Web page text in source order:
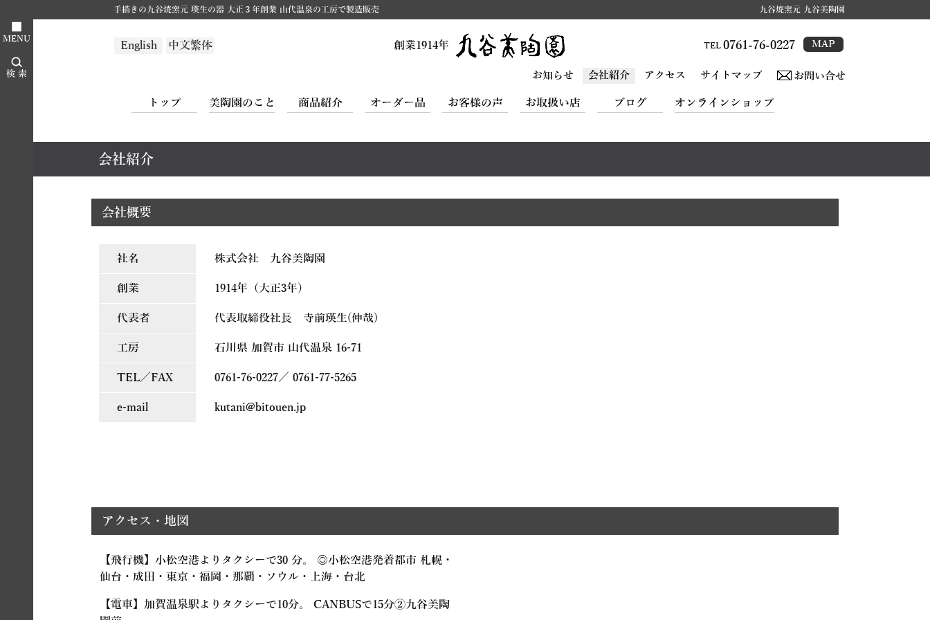
手描きの九谷焼窯元 瑛生の器 大正３年創業 山代温泉の工房で製造販売 九谷焼窯元 九谷美陶園
English 中文繁体 創業1914年 TEL 0761-76-0227 MAP
お知らせ 会社紹介 アクセス サイトマップ お問い合せ
トップ 美陶園のこと 商品紹介 オーダー品 お客様の声 お取扱い店 ブログ オンラインショップ
会社紹介
会社概要
社名 株式会社 九谷美陶園
創業 1914年（大正3年）
代表者 代表取締役社長 寺前瑛生(伸哉)
工房 石川県 加賀市 山代温泉 16-71
TEL／FAX 0761-76-0227／ 0761-77-5265
e-mail kutani@bitouen.jp
アクセス・地図
【飛行機】小松空港よりタクシーで30 分。 ◎小松空港発着都市 札幌・
仙台・成田・東京・福岡・那覇・ソウル・上海・台北
【電車】加賀温泉駅よりタクシーで10分。 CANBUSで15分②九谷美陶
MENU
検 索